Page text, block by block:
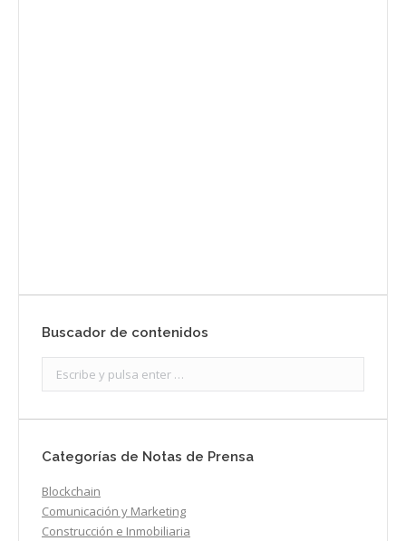
Buscador de contenidos
Categorías de Notas de Prensa
Blockchain
Comunicación y Marketing
Construcción e Inmobiliaria